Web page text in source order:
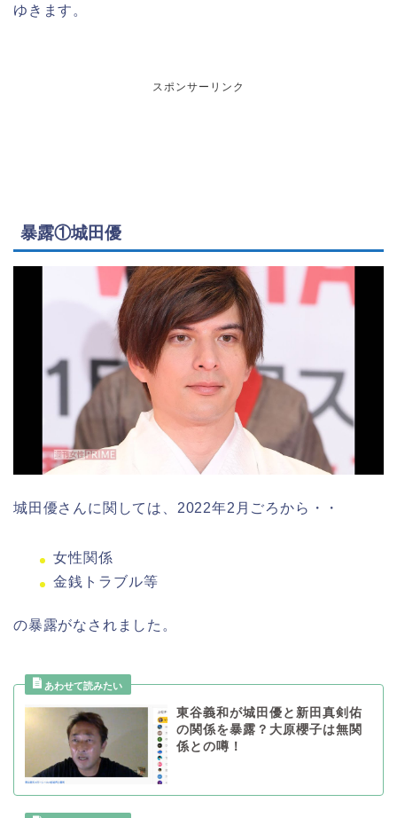
ゆきます。
スポンサーリンク
暴露①城田優
城田優さんに関しては、2022年2月ごろから・・
女性関係
金銭トラブル等
の暴露がなされました。
東谷義和が城田優と新田真剣佑
の関係を暴露？大原櫻子は無関
係との噂！